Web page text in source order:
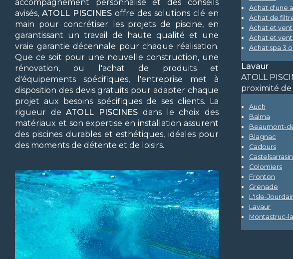
accompagnement personnalisé et des conseils
avisés, ATOLL PISCINES offre des solutions clé en
main pour concrétiser les projets de piscine, en
garantissant un travail de haute qualité et une
vraie garantie décennale pour chaque réalisation.
Que ce soit pour une nouvelle construction, une
rénovation, ou l'achat de produits et
d'équipements spécifiques, l'entreprise met à
disposition des devis gratuits pour adapter chaque
projet aux besoins spécifiques de ses clients. La
rigueur deATOLL PISCINES dans le choix des
matériaux et son expertise en installation assurent
des piscines durables et esthétiques, idéales pour
des moments de détente et de loisirs.
Achat d'une
Achat de
Achat et
Achat et
Achat spa 3
Lavaur
ATOLL
proximité de
Auch
Balma
Beaumont-
Blagnac
Cadours
Castelsarrasin
Colomiers
Fronton
Grenade
L'Isle-
Lavaur
Montastruc-